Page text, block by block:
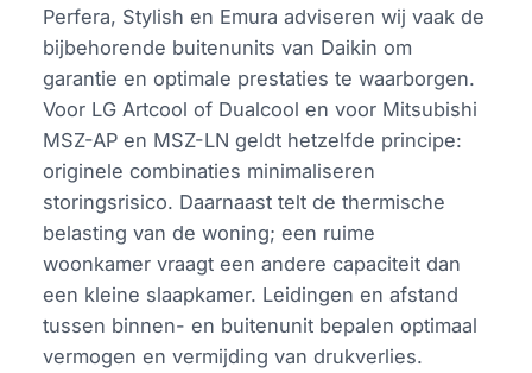
Perfera, Stylish en Emura adviseren wij vaak de
bijbehorende buitenunits van Daikin om
garantie en optimale prestaties te waarborgen.
Voor LG Artcool of Dualcool en voor Mitsubishi
MSZ-AP en MSZ-LN geldt hetzelfde principe:
originele combinaties minimaliseren
storingsrisico. Daarnaast telt de thermische
belasting van de woning; een ruime
woonkamer vraagt een andere capaciteit dan
een kleine slaapkamer. Leidingen en afstand
tussen binnen- en buitenunit bepalen optimaal
vermogen en vermijding van drukverlies.